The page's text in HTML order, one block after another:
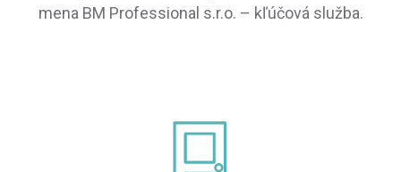
mena BM Professional s.r.o. – kľúčová služba.